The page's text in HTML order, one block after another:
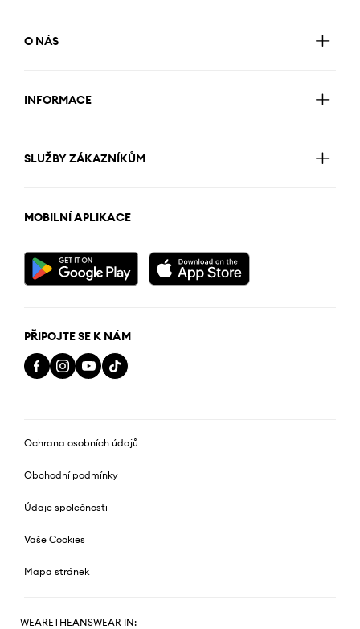
O NÁS
INFORMACE
SLUŽBY ZÁKAZNÍKŮM
MOBILNÍ APLIKACE
PŘIPOJTE SE K NÁM
Ochrana osobních údajů
Obchodní podmínky
Údaje společnosti
Vaše Cookies
Mapa stránek
WEARETHEANSWEAR IN: